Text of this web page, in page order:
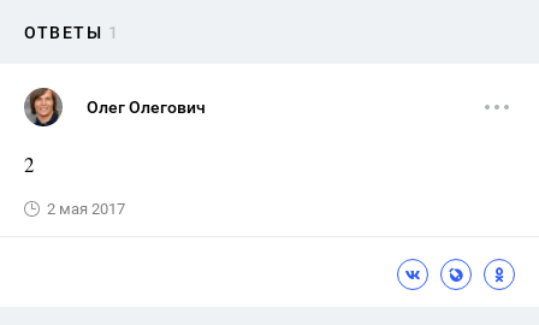
ОТВЕТЫ 1
Олег Олегович
2
2 мая 2017